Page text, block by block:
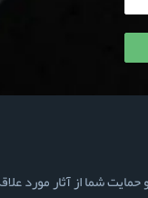
شما از آثار مورد